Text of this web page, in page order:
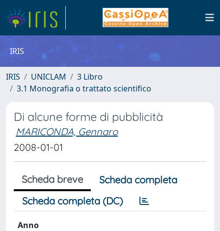
IRIS
IRIS UNICLAM
3 Libro
3.1 Monografia o trattato scientifico
Di alcune forme di pubblicità
MARICONDA, Gennaro
2008-01-01
Scheda breve
Scheda completa
Scheda completa (DC)
Anno